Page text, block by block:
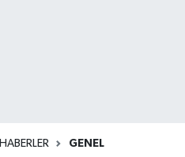
HABERLER GENEL